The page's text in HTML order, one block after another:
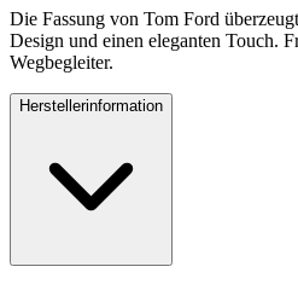
Die Fassung von Tom Ford
Design und einen eleganten Touch.
Wegbegleiter.
Herstellerinformation